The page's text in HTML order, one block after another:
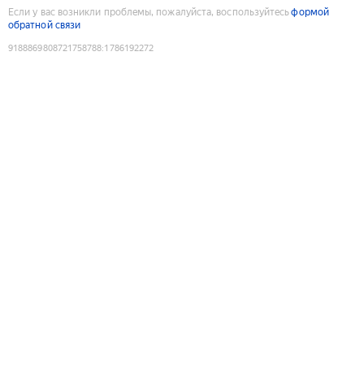
Если у вас возникли проблемы, пожалуйста, воспользуйтесьформой
обратной связи
9188869808721758788:1786192272